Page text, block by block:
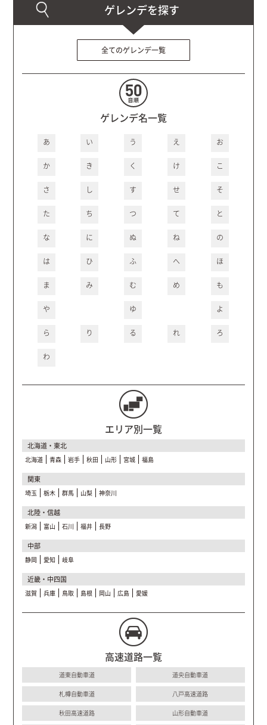
全てのゲレンデ一覧
ゲレンデ名一覧
あ い う え お
か き く け こ
さ し す せ そ
た ち つ て と
な に ぬ ね の
は ひ ふ へ ほ
ま み む め も
や ゆ よ
ら り る れ ろ
わ
エリア別一覧
北海道・東北
北海道 青森 岩手 秋田 山形 宮城 福島
関東
埼玉 栃木 群馬 山梨 神奈川
北陸・信越
新潟 富山 石川 福井 長野
中部
静岡 愛知 岐阜
近畿・中四国
滋賀 兵庫 鳥取 島根 岡山 広島 愛媛
高速道路一覧
道東自動車道 道央自動車道
札樽自動車道 八戸高速道路
秋田高速道路 山形自動車道